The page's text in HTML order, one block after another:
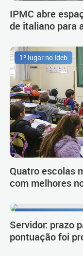
IPMC abre
de italiano para
1º lugar no Ideb
Quatro escolas
com melhores
Servidor: prazo
pontuação foi